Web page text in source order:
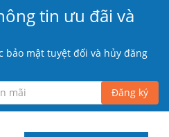
tin ưu đãi và
bảo mật tuyệt đối và hủy đăng
Đăng ký